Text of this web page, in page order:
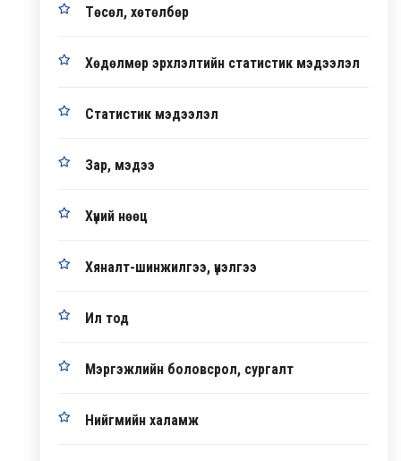
Төсөл, хөтөлбөр
Хөдөлмөр эрхлэлтийн статистик мэдээлэл
Статистик мэдээлэл
Зар, мэдээ
Хүний нөөц
Хяналт-шинжилгээ, үнэлгээ
Ил тод
Мэргэжлийн боловсрол, сургалт
Нийгмийн халамж